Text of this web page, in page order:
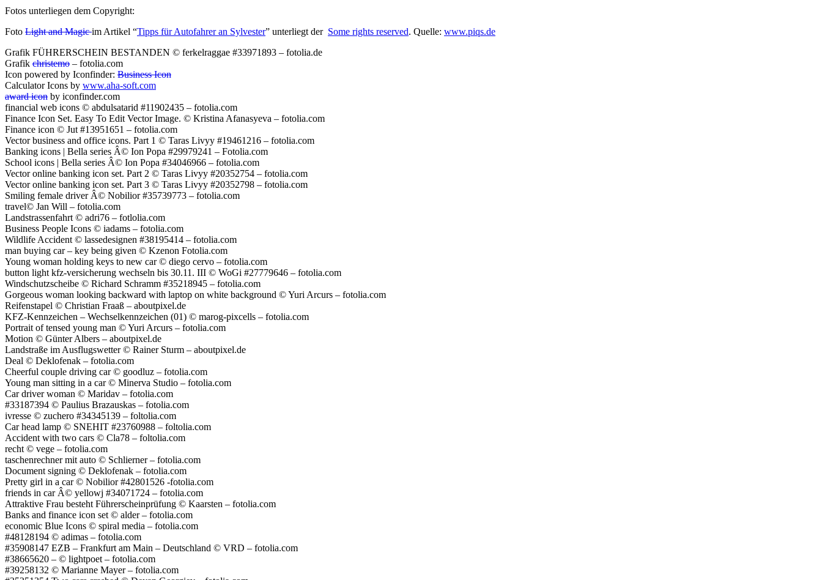
Fotos unterliegen dem Copyright:
Foto Light and Magicim Artikel “Tipps für Autofahrer an Sylvester” unterliegt der Some rights reserved. Quelle: www.piqs.de
Grafik FÜHRERSCHEIN BESTANDEN © ferkelraggae #33971893 – fotolia.de
Grafik christemo – fotolia.com
Icon powered by Iconfinder: Business Icon
Calculator Icons by www.aha-soft.com
award icon by iconfinder.com
financial web icons © abdulsatarid #11902435 – fotolia.com
Finance Icon Set. Easy To Edit Vector Image. © Kristina Afanasyeva – fotolia.com
Finance icon © Jut #13951651 – fotolia.com
Vector business and office icons. Part 1 © Taras Livyy #19461216 – fotolia.com
Banking icons | Bella series Â© Ion Popa #29979241 – Fotolia.com
School icons | Bella series Â© Ion Popa #34046966 – fotolia.com
Vector online banking icon set. Part 2 © Taras Livyy #20352754 – fotolia.com
Vector online banking icon set. Part 3 © Taras Livyy #20352798 – fotolia.com
Smiling female driver Â© Nobilior #35739773 – fotolia.com
travel© Jan Will – fotolia.com
Landstrassenfahrt © adri76 – fotlolia.com
Business People Icons © iadams – fotolia.com
Wildlife Accident © lassedesignen #38195414 – fotolia.com
man buying car – key being given © Kzenon Fotolia.com
Young woman holding keys to new car © diego cervo – fotolia.com
button light kfz-versicherung wechseln bis 30.11. III © WoGi #27779646 – fotolia.com
Windschutzscheibe © Richard Schramm #35218945 – fotolia.com
Gorgeous woman looking backward with laptop on white background © Yuri Arcurs – fotolia.com
Reifenstapel © Christian Fraaß – aboutpixel.de
KFZ-Kennzeichen – Wechselkennzeichen (01) © marog-pixcells – fotolia.com
Portrait of tensed young man © Yuri Arcurs – fotolia.com
Motion © Günter Albers – aboutpixel.de
Landstraße im Ausflugswetter © Rainer Sturm – aboutpixel.de
Deal © Deklofenak – fotolia.com
Cheerful couple driving car © goodluz – fotolia.com
Young man sitting in a car © Minerva Studio – fotolia.com
Car driver woman © Maridav – fotolia.com
#33187394 © Paulius Brazauskas – fotolia.com
ivresse © zuchero #34345139 – foltolia.com
Car head lamp © SNEHIT #23760988 – foltolia.com
Accident with two cars © Cla78 – foltolia.com
recht © vege – fotolia.com
taschenrechner mit auto © Schlierner – fotolia.com
Document signing © Deklofenak – fotolia.com
Pretty girl in a car © Nobilior #42801526 -fotolia.com
friends in car Â© yellowj #34071724 – fotolia.com
Attraktive Frau besteht Führerscheinprüfung © Kaarsten – fotolia.com
Banks and finance icon set © alder – fotolia.com
economic Blue Icons © spiral media – fotolia.com
#48128194 © adimas – fotolia.com
#35908147 EZB – Frankfurt am Main – Deutschland © VRD – fotolia.com
#38665620 – © lightpoet – fotolia.com
#39258132 © Marianne Mayer – fotolia.com